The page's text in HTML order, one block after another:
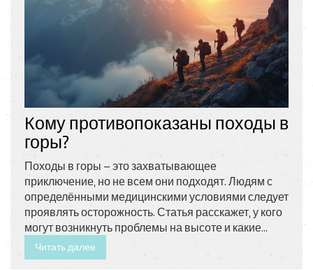
Кому противопоказаны походы в
горы?
Походы в горы – это захватывающее
приключение, но не всем они подходят. Людям с
определёнными медицинскими условиями следует
проявлять осторожность. Статья расскажет, у кого
могут возникнуть проблемы на высоте и какие
советы помогут избежать неприятностей.
Рассмотрим основные риски и способы их
Читать далее